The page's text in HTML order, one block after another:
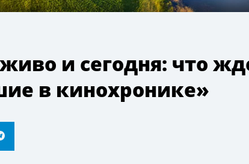
и сегодня: что
в кинохронике»